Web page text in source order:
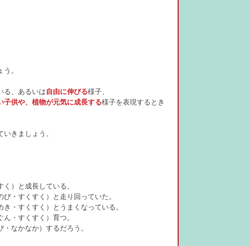
。
る、あるいは自由に伸びる様子、
子供や、植物が元気に成長する様子を表現するとき
きましょう。
）と成長している。
・すくすく）と走り回っていた。
・すくすく）とうまくなっている。
・すくすく）育つ。
なかなか）するだろう。